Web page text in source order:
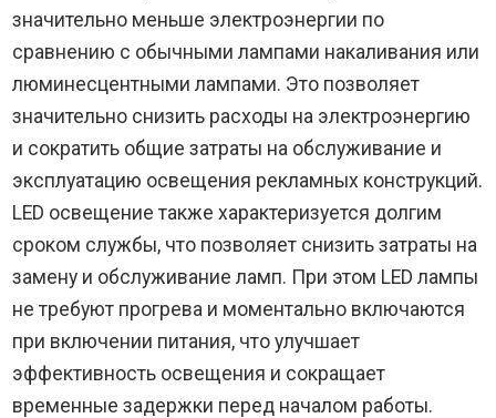
значительно меньше электроэнергии по
сравнению с обычными лампами накаливания или
люминесцентными лампами. Это позволяет
значительно снизить расходы на электроэнергию
и сократить общие затраты на обслуживание и
эксплуатацию освещения рекламных конструкций.
LED освещение также характеризуется долгим
сроком службы, что позволяет снизить затраты на
замену и обслуживание ламп. При этом LED лампы
не требуют прогрева и моментально включаются
при включении питания, что улучшает
эффективность освещения и сокращает
временные задержки перед началом работы.